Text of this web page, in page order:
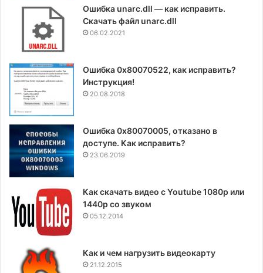
Ошибка unarc.dll — как исправить.
Скачать файл unarc.dll
06.02.2021
Ошибка 0x80070522, как исправить?
Инструкция!
20.08.2018
Ошибка 0x80070005, отказано в
доступе. Как исправить?
23.06.2019
Как скачать видео с Youtube 1080p или
1440p со звуком
05.12.2014
Как и чем нагрузить видеокарту
21.12.2015